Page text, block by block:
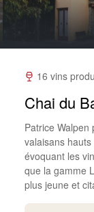
16 vins
Chai du
Patrice
valaisans
évoquant les
que la gamme
plus jeune et